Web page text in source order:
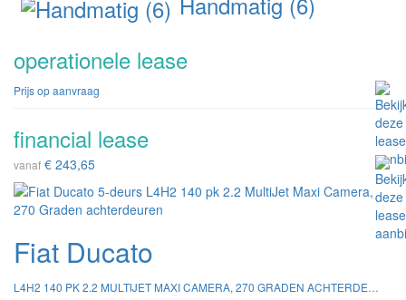
operationele lease
Prijs op aanvraag
financial lease
vanaf € 243,65
Fiat Ducato
L4H2 140 PK 2.2 MULTIJET MAXI CAMERA, 270 GRADEN ACHTERDEUREN